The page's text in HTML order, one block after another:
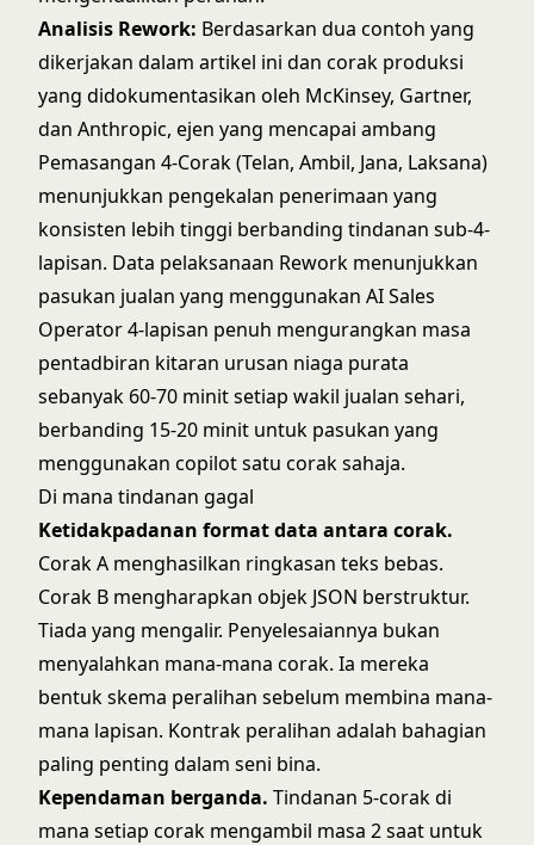
Analisis Rework: Berdasarkan dua contoh yang
dikerjakan dalam artikel ini dan corak produksi
yang didokumentasikan oleh McKinsey, Gartner,
dan Anthropic, ejen yang mencapai ambang
Pemasangan 4-Corak (Telan, Ambil, Jana, Laksana)
menunjukkan pengekalan penerimaan yang
konsisten lebih tinggi berbanding tindanan sub-4-
lapisan. Data pelaksanaan Rework menunjukkan
pasukan jualan yang menggunakan AI Sales
Operator 4-lapisan penuh mengurangkan masa
pentadbiran kitaran urusan niaga purata
sebanyak 60-70 minit setiap wakil jualan sehari,
berbanding 15-20 minit untuk pasukan yang
menggunakan copilot satu corak sahaja.
Di mana tindanan gagal
Ketidakpadanan format data antara corak.
Corak A menghasilkan ringkasan teks bebas.
Corak B mengharapkan objek JSON berstruktur.
Tiada yang mengalir. Penyelesaiannya bukan
menyalahkan mana-mana corak. Ia mereka
bentuk skema peralihan sebelum membina mana-
mana lapisan. Kontrak peralihan adalah bahagian
paling penting dalam seni bina.
Kependaman berganda. Tindanan 5-corak di
mana setiap corak mengambil masa 2 saat untuk